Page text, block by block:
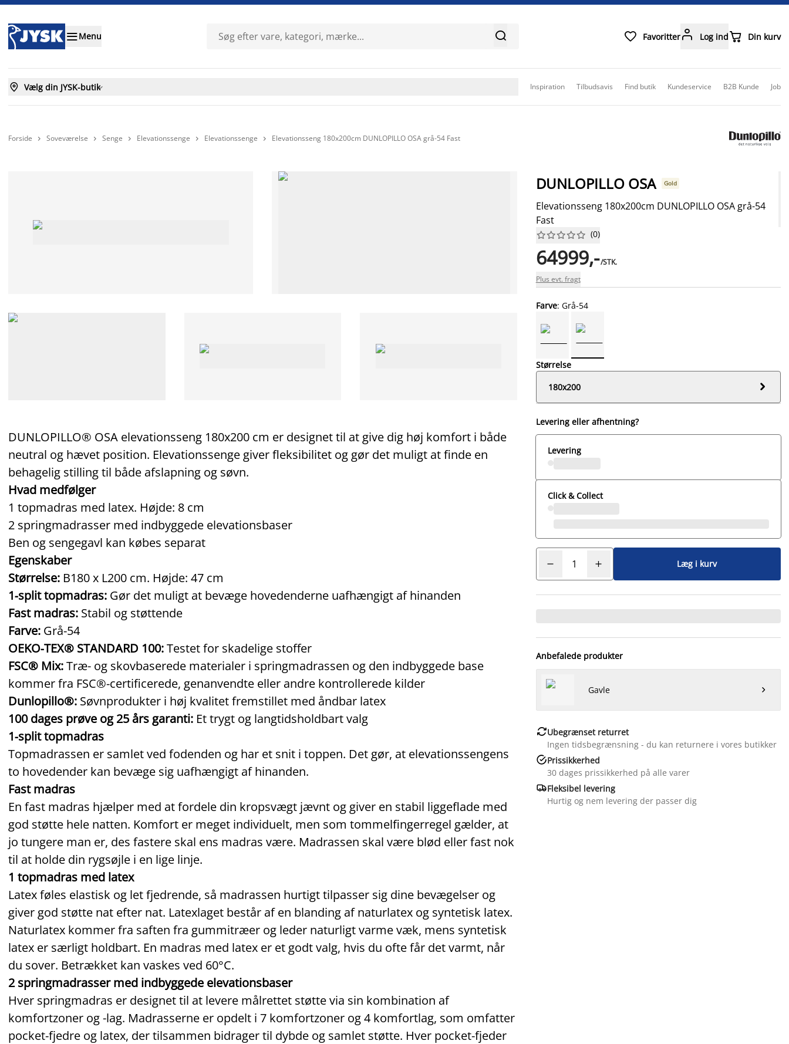
Menu   Favoritter Log ind Din kurv
 Vælg din JYSK-butik Inspiration Tilbudsavis Find butik Kundeservice B2B Kunde Job
Forside  Soveværelse  Senge  Elevationssenge  Elevationssenge  Elevationsseng 180x200cm DUNLOPILLO OSA grå-54 Fast
DUNLOPILLO® OSA elevationsseng 180x200 cm er designet til at give dig høj komfort i både
neutral og hævet position. Elevationssenge giver fleksibilitet og gør det muligt at finde en
behagelig stilling til både afslapning og søvn.
Hvad medfølger
1 topmadras med latex. Højde: 8 cm
2 springmadrasser med indbyggede elevationsbaser
Ben og sengegavl kan købes separat
Egenskaber
Størrelse: B180 x L200 cm. Højde: 47 cm
1‑split topmadras: Gør det muligt at bevæge hovedenderne uafhængigt af hinanden
Fast madras: Stabil og støttende
Farve: Grå‑54
OEKO‑TEX® STANDARD 100:Testet for skadelige stoffer
FSC® Mix:Træ- og skovbaserede materialer i springmadrassen og den indbyggede base
kommer fra FSC®‑certificerede, genanvendte eller andre kontrollerede kilder
Dunlopillo®: Søvnprodukter i høj kvalitet fremstillet med åndbar latex
100 dages prøve og 25 års garanti: Et trygt og langtidsholdbart valg
1‑split topmadras
Topmadrassen er samlet ved fodenden og har et snit i toppen. Det gør, at elevationssengens
to hovedender kan bevæge sig uafhængigt af hinanden.
Fast madras
En fast madras hjælper med at fordele din kropsvægt jævnt og giver en stabil liggeflade med
god støtte hele natten. Komfort er meget individuelt, men som tommelfingerregel gælder, at
jo tungere man er, des fastere skal ens madras være. Madrassen skal være blød eller fast nok
til at holde din rygsøjle i en lige linje.
1 topmadras med latex
Latex føles elastisk og let fjedrende, så madrassen hurtigt tilpasser sig dine bevægelser og
giver god støtte nat efter nat. Latexlaget består af en blanding af naturlatex og syntetisk latex.
Naturlatex kommer fra saften fra gummitræer og leder naturligt varme væk, mens syntetisk
latex er særligt holdbart. En madras med latex er et godt valg, hvis du ofte får det varmt, når
du sover. Betrækket kan vaskes ved 60°C.
2 springmadrasser med indbyggede elevationsbaser
Hver springmadras er designet til at levere målrettet støtte via sin kombination af
komfortzoner og -lag. Madrasserne er opdelt i 7 komfortzoner og 4 komfortlag, som omfatter
pocket‑fjedre og latex, der tilsammen bidrager til dybde og samlet støtte. Hver pocket‑fjeder
DUNLOPILLO OSA Gold
Elevationsseng 180x200cm DUNLOPILLO OSA grå-54
Fast





 (0)
64999,-/STK.
Plus evt. fragt
Farve: Grå-54
Størrelse
180x200

Levering eller afhentning?
Levering
Click & Collect
Læg i kurv
Anbefalede produkter
Gavle 
Ubegrænset returret
Ingen tidsbegrænsning - du kan returnere i vores butikker
Prissikkerhed
30 dages prissikkerhed på alle varer
Fleksibel levering
Hurtig og nem levering der passer dig